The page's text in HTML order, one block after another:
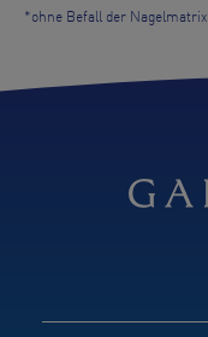
*ohne Befall der Nagelmatrix
Quick Access